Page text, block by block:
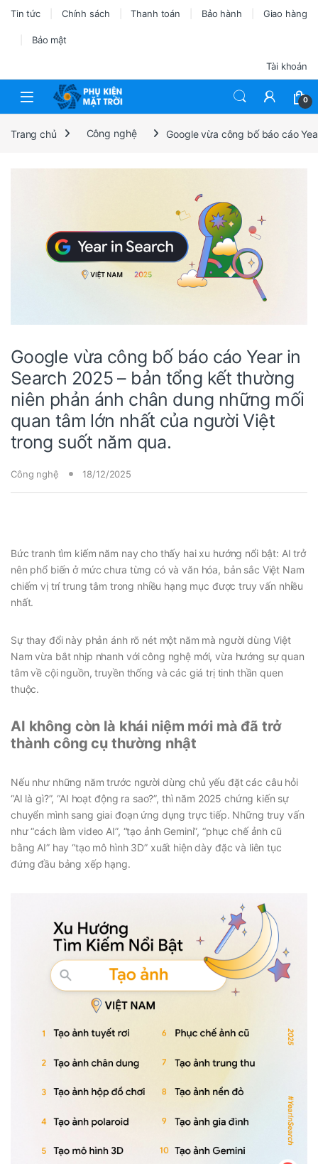
Tin tức Chính sách Thanh toán Bảo hành Giao hàng
Bảo mật
Tài khoản
0
Trang chủ Công nghệ Google vừa công bố báo cáo
Google vừa công bố báo cáo Year in
Search 2025 – bản tổng kết thường
niên phản ánh chân dung những mối
quan tâm lớn nhất của người Việt
trong suốt năm qua.
Công nghệ 18/12/2025
Bức tranh tìm kiếm năm nay cho thấy hai xu hướng nổi bật: AI trở
nên phổ biến ở mức chưa từng có và văn hóa, bản sắc Việt Nam
chiếm vị trí trung tâm trong nhiều hạng mục được truy vấn nhiều
nhất.
Sự thay đổi này phản ánh rõ nét một năm mà người dùng Việt
Nam vừa bắt nhịp nhanh với công nghệ mới, vừa hướng sự quan
tâm về cội nguồn, truyền thống và các giá trị tinh thần quen
thuộc.
AI không còn là khái niệm mới mà đã trở
thành công cụ thường nhật
Nếu như những năm trước người dùng chủ yếu đặt các câu hỏi
“AI là gì?”, “AI hoạt động ra sao?”, thì năm 2025 chứng kiến sự
chuyển mình sang giai đoạn ứng dụng trực tiếp. Những truy vấn
như “cách làm video AI”, “tạo ảnh Gemini”, “phục chế ảnh cũ
bằng AI” hay “tạo mô hình 3D” xuất hiện dày đặc và liên tục
đứng đầu bảng xếp hạng.